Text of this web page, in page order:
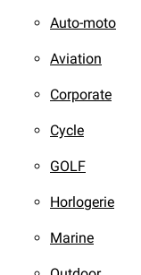
Auto-moto
Aviation
Corporate
Cycle
GOLF
Horlogerie
Marine